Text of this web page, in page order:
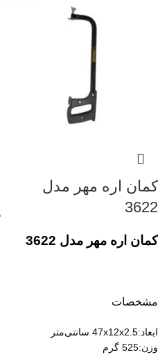
کمان اره مهر مدل
3622
کمان اره مهر مدل 3622
مشخصات
ابعاد:47x12x2.5 سانتی‌متر
وزن:525 گرم